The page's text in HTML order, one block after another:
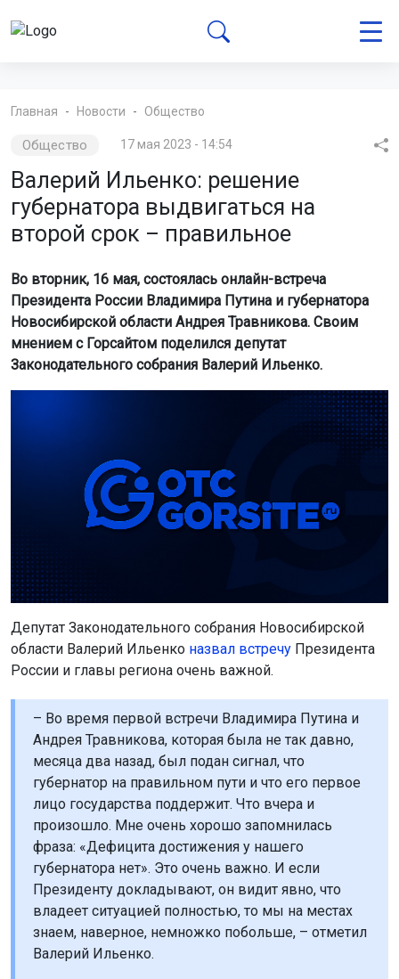
Главная Новости Общество
Общество 17 мая 2023 - 14:54
Валерий Ильенко: решение
губернатора выдвигаться на
второй срок – правильное
Во вторник, 16 мая, состоялась онлайн-встреча
Президента России Владимира Путина и губернатора
Новосибирской области Андрея Травникова. Своим
мнением с Горсайтом поделился депутат
Законодательного собрания Валерий Ильенко.
Депутат Законодательного собрания Новосибирской
области Валерий Ильенко назвал встречу Президента
России и главы региона очень важной.
– Во время первой встречи Владимира Путина и
Андрея Травникова, которая была не так давно,
месяца два назад, был подан сигнал, что
губернатор на правильном пути и что его первое
лицо государства поддержит. Что вчера и
произошло. Мне очень хорошо запомнилась
фраза: «Дефицита достижения у нашего
губернатора нет». Это очень важно. И если
Президенту докладывают, он видит явно, что
владеет ситуацией полностью, то мы на местах
знаем, наверное, немножко побольше, – отметил
Валерий Ильенко.